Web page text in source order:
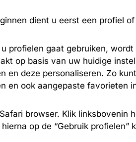
dient u eerst een profiel
profielen gaat gebruiken,
op basis van uw huidige
en deze personaliseren. Zo
en ook aangepaste favorieten
browser. Klik linksbovenin
hierna op de “Gebruik profielen”